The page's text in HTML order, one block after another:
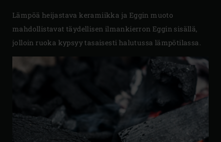
Lämpöä heijastava keramiikka ja Eggin muoto
mahdollistavat täydellisen ilmankierron Eggin sisällä,
jolloin ruoka kypsyy tasaisesti halutussa lämpötilassa.